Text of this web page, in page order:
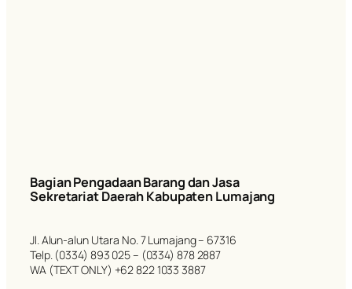
Bagian Pengadaan Barang dan Jasa
Sekretariat Daerah Kabupaten Lumajang
Jl. Alun-alun Utara No. 7 Lumajang – 67316
Telp. (0334) 893 025 – (0334) 878 2887
WA (TEXT ONLY) +62 822 1033 3887